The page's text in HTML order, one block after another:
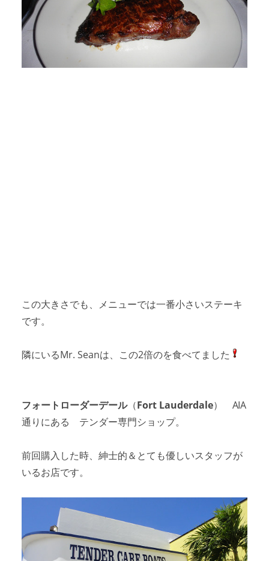
この大きさでも、メニューでは一番小さいステーキ
です。
隣にいるMr. Seanは、この2倍のを食べてました
フォートローダーデール（Fort Lauderdale） AIA
通りにある テンダー専門ショップ。
前回購入した時、紳士的＆とても優しいスタッフが
いるお店です。